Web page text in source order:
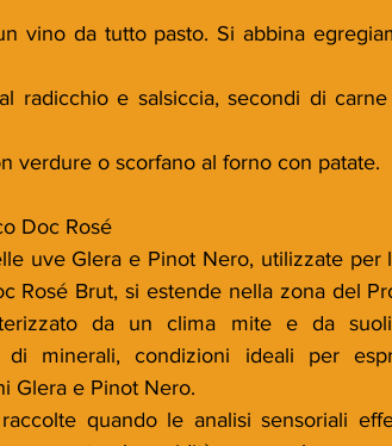
vino da tutto pasto. Si abbina
radicchio e salsiccia, secondi di
verdure o scorfano al forno con patate.
Doc Rosé
uve Glera e Pinot Nero, utilizzate per
Rosé Brut, si estende nella zona del
da un clima mite e da
di minerali, condizioni ideali per
Glera e Pinot Nero.
quando le analisi sensoriali